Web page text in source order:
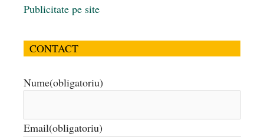
Publicitate pe site
CONTACT
Nume(obligatoriu)
Email(obligatoriu)